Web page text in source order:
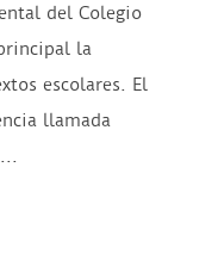
del Colegio
la
escolares. El
llamada